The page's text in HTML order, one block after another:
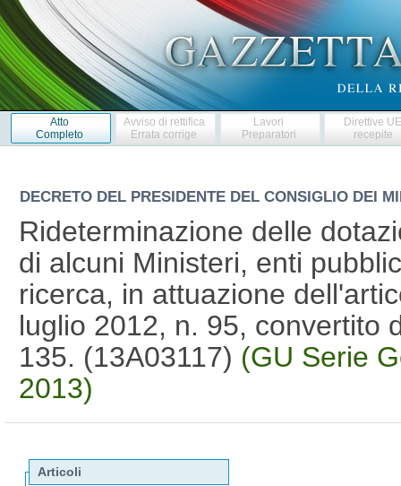
Atto
Completo
Avviso di rettifica
Errata corrige
Lavori
Preparatori
Direttive
recepite
DECRETO DEL PRESIDENTE DEL CONSIGLIO DEI
Rideterminazione delle
di alcuni Ministeri, enti
ricerca, in attuazione
luglio 2012, n. 95, convertito
135. (13A03117) (GU Serie
2013)